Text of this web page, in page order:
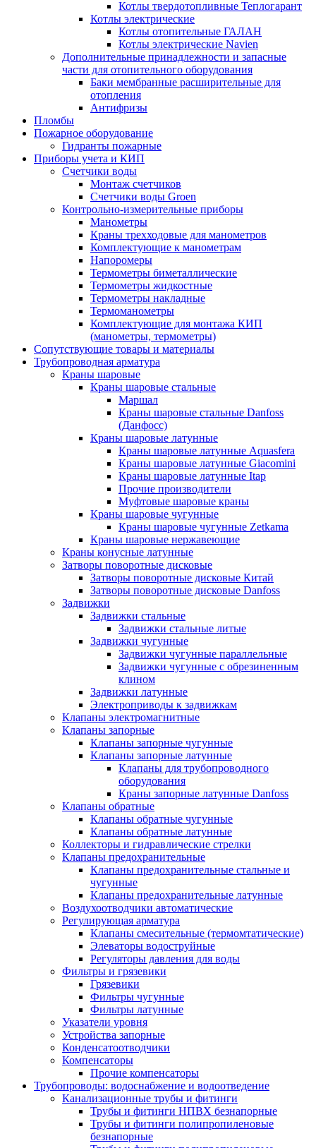
Котлы твердотопливные Теплогарант
Котлы электрические
Котлы отопительные ГАЛАН
Котлы электрические Navien
Дополнительные принадлежности и запасные
части для отопительного оборудования
Баки мембранные расширительные для
отопления
Антифризы
Пломбы
Пожарное оборудование
Гидранты пожарные
Приборы учета и КИП
Счетчики воды
Монтаж счетчиков
Счетчики воды Groen
Контрольно-измерительные приборы
Манометры
Краны трехходовые для манометров
Комплектующие к манометрам
Напоромеры
Термометры биметаллические
Термометры жидкостные
Термометры накладные
Термоманометры
Комплектующие для монтажа КИП
(манометры, термометры)
Сопутствующие товары и материалы
Трубопроводная арматура
Краны шаровые
Краны шаровые стальные
Маршал
Краны шаровые стальные Danfoss
(Данфосс)
Краны шаровые латунные
Краны шаровые латунные Aquasfera
Краны шаровые латунные Giacomini
Краны шаровые латунные Itap
Прочие производители
Муфтовые шаровые краны
Краны шаровые чугунные
Краны шаровые чугунные Zetkama
Краны шаровые нержавеющие
Краны конусные латунные
Затворы поворотные дисковые
Затворы поворотные дисковые Китай
Затворы поворотные дисковые Danfoss
Задвижки
Задвижки стальные
Задвижки стальные литые
Задвижки чугунные
Задвижки чугунные параллельные
Задвижки чугунные с обрезиненным
клином
Задвижки латунные
Электроприводы к задвижкам
Клапаны электромагнитные
Клапаны запорные
Клапаны запорные чугунные
Клапаны запорные латунные
Клапаны для трубопроводного
оборудования
Краны запорные латунные Danfoss
Клапаны обратные
Клапаны обратные чугунные
Клапаны обратные латунные
Коллекторы и гидравлические стрелки
Клапаны предохранительные
Клапаны предохранительные стальные и
чугунные
Клапаны предохранительные латунные
Воздухоотводчики автоматические
Регулирующая арматура
Клапаны смесительные (термомтатические)
Элеваторы водоструйные
Регуляторы давления для воды
Фильтры и грязевики
Грязевики
Фильтры чугунные
Фильтры латунные
Указатели уровня
Устройства запорные
Конденсатоотводчики
Компенсаторы
Прочие компенсаторы
Трубопроводы: водоснабжение и водоотведение
Канализационные трубы и фитинги
Трубы и фитинги НПВХ безнапорные
Трубы и фитинги полипропиленовые
безнапорные